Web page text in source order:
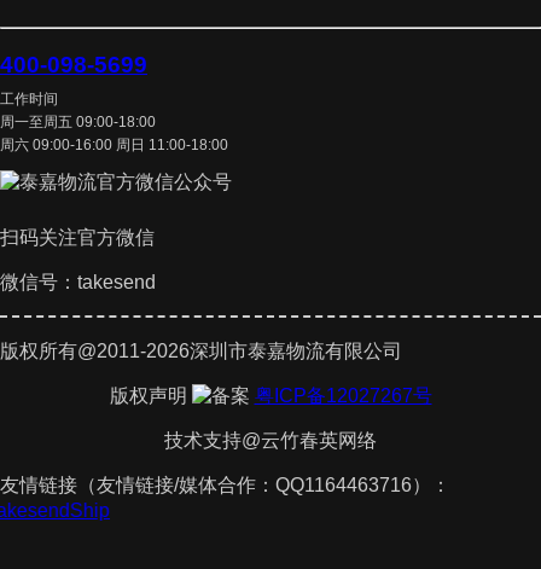
400-098-5699
工作时间
周一至周五 09:00-18:00
周六 09:00-16:00 周日 11:00-18:00
扫码关注官方微信
微信号：takesend
版权所有@2011-2026深圳市泰嘉物流有限公司
版权声明 粤ICP备12027267号
技术支持@云竹春英网络
友情链接（友情链接/媒体合作：QQ1164463716）：
TakesendShip